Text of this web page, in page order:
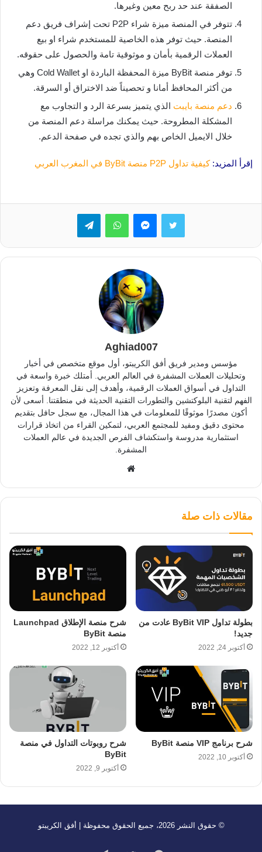
الصفقة عند حد ربح معين وغيرها.
تتوفر في المنصة ميزة شراء P2P تحت إشراف فريق دعم
المنصة. حيث توفر هذه الخاصية للمستخدم شراء او بيع
العملات الرقمية بأمان و موثوقية تامة والحصول على حقوقه.
توفر منصة ByBit ميزة المحفظة الباردة او Cold Wallet وهي
من أكثر المحافظ أمانا و تحصيناً ضد الاختراق أو السرقة.
دعم منصة بايبت الذي يتميز بسرعة الرد و التجاوب مع
المشكلة المطروحة. حيث يمكنك مراسلة دعم المنصة من
خلال الايميل الخاص بهم والذي تجده في صفحة الدعم.
إقرأ المزيد:كيفية تداول P2P منصة ByBit في المغرب العربي
تويتر ماسنجرواتساب تيلقرام
Aghiad007
مؤسس ومدير فريق أفق الكريبتو، أول موقع متخصص في أخبار
وتحليلات العملات المشفرة في العالم العربي. أمتلك خبرة واسعة في
التداول في أسواق العملات الرقمية، وأهدف إلى نقل المعرفة وتعزيز
الفهم لتقنية البلوكتشين والتطورات التقنية الحديثة في منطقتنا. أسعى لأن
أكون مصدرًا موثوقًا للمعلومات في هذا المجال، مع سجل حافل بتقديم
محتوى دقيق ومفيد للمجتمع العربي، لتمكين القراء من اتخاذ قرارات
استثمارية مدروسة واستكشاف الفرص الجديدة في عالم العملات
المشفرة.
مقالات ذات صلة
بطولة تداول ByBit VIP عادت من
جديد!
أكتوبر 24, 2022
شرح منصة الإطلاق Launchpad
منصة ByBit
أكتوبر 12, 2022
شرح برنامج VIP منصة ByBit
أكتوبر 10, 2022
شرح روبوتات التداول في منصة
ByBit
أكتوبر 9, 2022
© حقوق النشر 2026، جميع الحقوق محفوظة | أفق الكريبتو